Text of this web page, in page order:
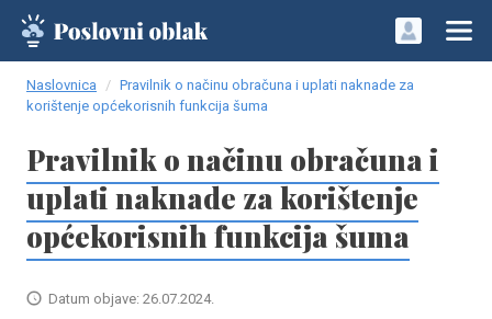
Naslovnica
Pravilnik o načinu obračuna i uplati naknade za
korištenje općekorisnih funkcija šuma
Pravilnik o načinu obračuna i
uplati naknade za korištenje
općekorisnih funkcija šuma
Datum objave: 26.07.2024.